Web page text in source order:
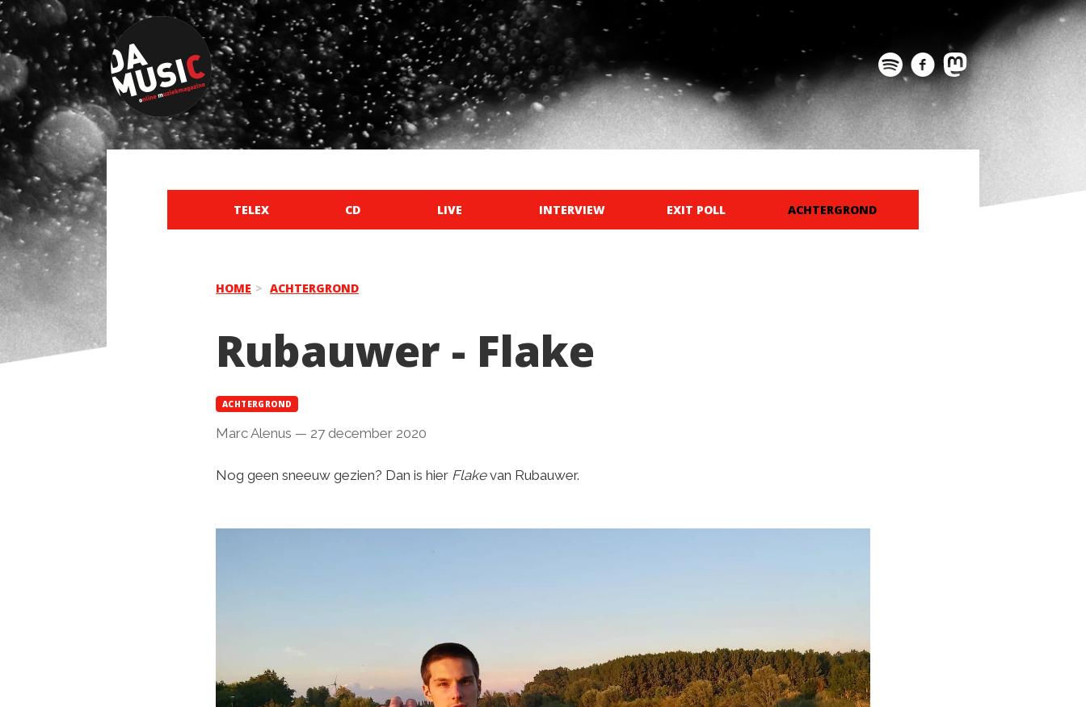
TELEX CD LIVE INTERVIEW EXIT POLL ACHTERGROND
HOME ACHTERGROND
Rubauwer - Flake
ACHTERGROND
Marc Alenus — 27 december 2020
Nog geen sneeuw gezien? Dan is hier Flakevan Rubauwer.